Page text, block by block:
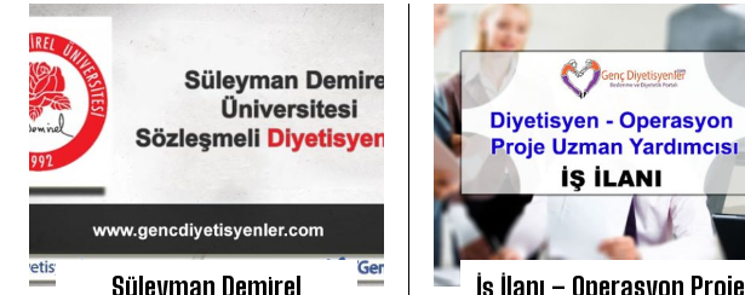
Süleyman Demirel
İş İlanı – Operasyon Proje